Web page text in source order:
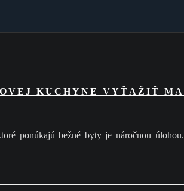
KUCHYNE VYŤAŽIŤ
ponúkajú bežné byty je náročnou